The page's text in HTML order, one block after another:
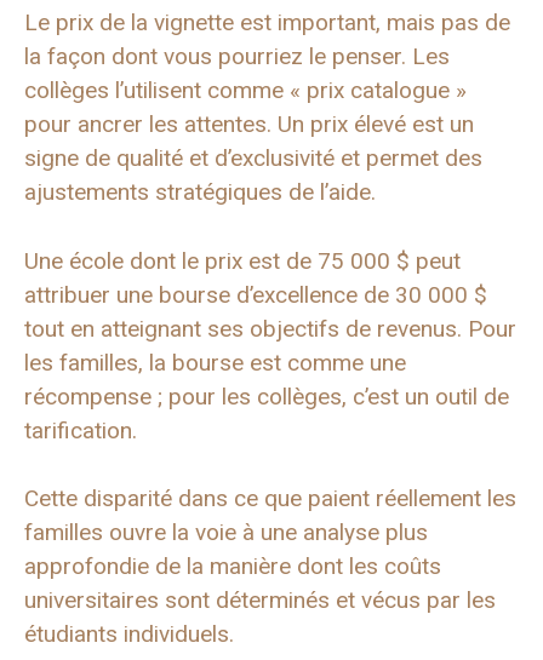
Le prix de la vignette est important, mais pas de
la façon dont vous pourriez le penser. Les
collèges l’utilisent comme « prix catalogue »
pour ancrer les attentes. Un prix élevé est un
signe de qualité et d’exclusivité et permet des
ajustements stratégiques de l’aide.
Une école dont le prix est de 75 000 $ peut
attribuer une bourse d’excellence de 30 000 $
tout en atteignant ses objectifs de revenus. Pour
les familles, la bourse est comme une
récompense ; pour les collèges, c’est un outil de
tarification.
Cette disparité dans ce que paient réellement les
familles ouvre la voie à une analyse plus
approfondie de la manière dont les coûts
universitaires sont déterminés et vécus par les
étudiants individuels.